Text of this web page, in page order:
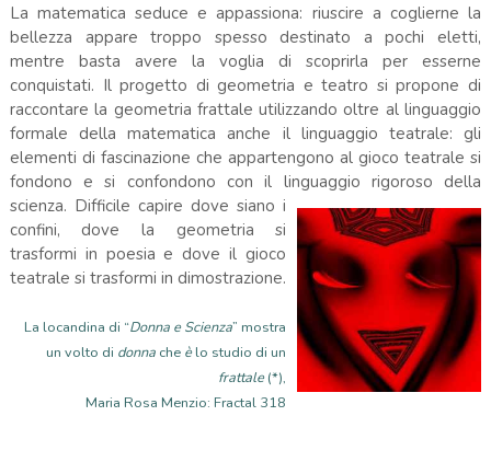
La matematica seduce e appassiona: riuscire a coglierne la
bellezza appare troppo spesso destinato a pochi eletti,
mentre basta avere la voglia di scoprirla per esserne
conquistati. Il progetto di geometria e teatro si propone di
raccontare la geometria frattale utilizzando oltre al linguaggio
formale della matematica anche il linguaggio teatrale: gli
elementi di fascinazione che appartengono al gioco teatrale si
fondono e si confondono con il linguaggio rigoroso della
scienza. Difficile capire dove siano i
confini, dove la geometria si
trasformi in poesia e dove il gioco
teatrale si trasformi in dimostrazione.
La locandina di “Donna e Scienza” mostra
un volto di donna che èlo studio di un
frattale(*),
Maria Rosa Menzio: Fractal 318